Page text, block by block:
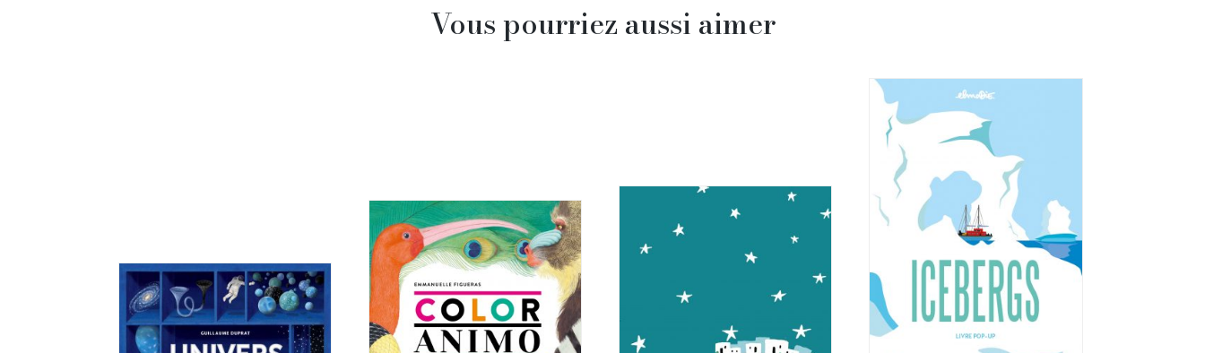
Vous pourriez aussi aimer